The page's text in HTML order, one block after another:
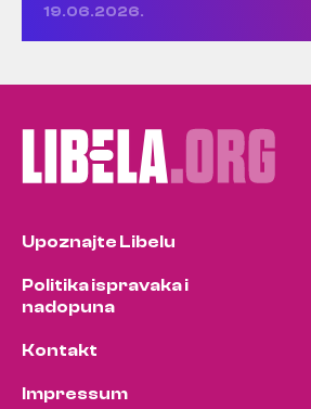
19.06.2026.
Upoznajte Libelu
Politika ispravaka i
nadopuna
Kontakt
Impressum